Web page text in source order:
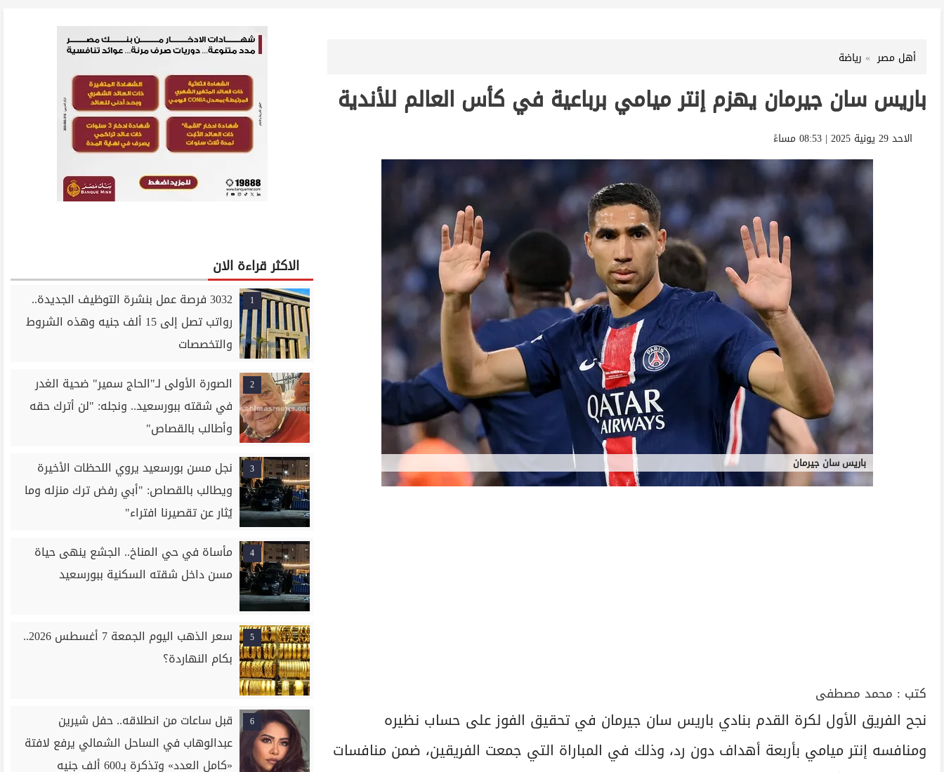
أهل مصر رياضة
باريس سان جيرمان يهزم إنتر ميامي برباعية في كأس العالم للأندية
الاحد 29 يونية 2025 | 08:53 مساءً
باريس سان جيرمان
كتب : محمد مصطفى
نجح الفريق الأول لكرة القدم بنادي باريس سان جيرمان في تحقيق الفوز على حساب نظيره
ومنافسه إنتر ميامي بأربعة أهداف دون رد، وذلك في المباراة التي جمعت الفريقين، ضمن منافسات
الاكثر قراءة الان
1
3032 فرصة عمل بنشرة التوظيف الجديدة..
رواتب تصل إلى 15 ألف جنيه وهذه الشروط
والتخصصات
2
الصورة الأولى لـ"الحاج سمير" ضحية الغدر
في شقته ببورسعيد.. ونجله: "لن أترك حقه
وأطالب بالقصاص"
3
نجل مسن بورسعيد يروي اللحظات الأخيرة
ويطالب بالقصاص: "أبي رفض ترك منزله وما
يُثار عن تقصيرنا افتراء"
4
مأساة في حي المناخ.. الجشع ينهى حياة
مسن داخل شقته السكنية ببورسعيد
5
سعر الذهب اليوم الجمعة 7 أغسطس 2026..
بكام النهاردة؟
6
قبل ساعات من انطلاقه.. حفل شيرين
عبدالوهاب في الساحل الشمالي يرفع لافتة
«كامل العدد» وتذكرة بـ600 ألف جنيه